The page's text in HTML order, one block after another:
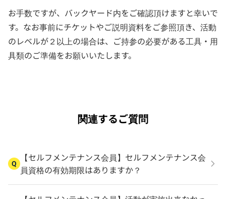
お手数ですが、バックヤード内をご確認頂けますと幸いで
す。なお事前にチケットやご説明資料をご参照頂き、活動
のレベルが２以上の場合は、ご持参の必要がある工具・用
具類のご準備をお願いいたします。
関連するご質問
Q
【セルフメンテナンス会員】セルフメンテナンス会
員資格の有効期限はありますか？